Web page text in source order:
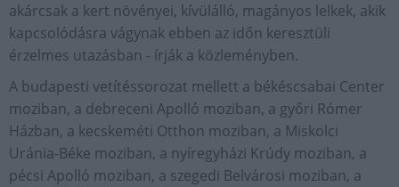
akárcsak a kert növényei, kívülálló, magányos lelkek, akik
kapcsolódásra vágynak ebben az időn keresztüli
érzelmes utazásban - írják a közleményben.
A budapesti vetítéssorozat mellett a békéscsabai Center
moziban, a debreceni Apolló moziban, a győri Rómer
Házban, a kecskeméti Otthon moziban, a Miskolci
Uránia-Béke moziban, a nyíregyházi Krúdy moziban, a
pécsi Apolló moziban, a szegedi Belvárosi moziban, a